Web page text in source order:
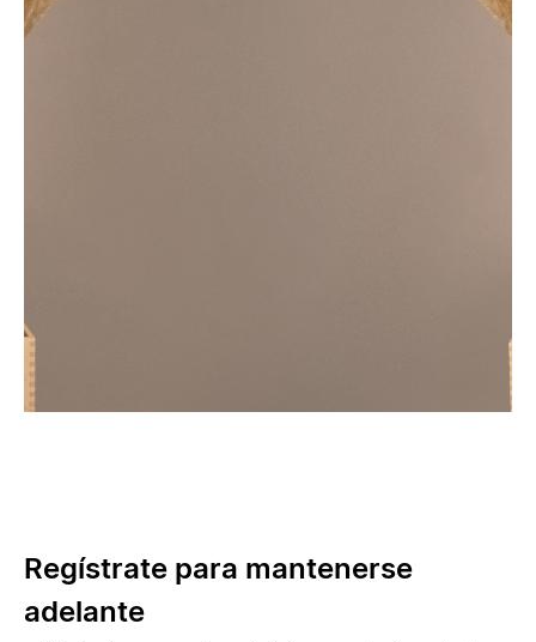
Regístrate para mantenerse
adelante